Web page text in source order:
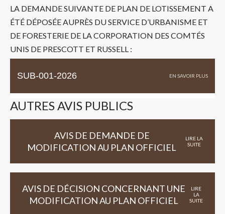
LA DEMANDE SUIVANTE DE PLAN DE LOTISSEMENT A
ÉTÉ DÉPOSÉE AUPRÈS DU SERVICE D’URBANISME ET
DE FORESTERIE DE LA CORPORATION DES COMTÉS
UNIS DE PRESCOTT ET RUSSELL :
SUB-001-2026
AUTRES AVIS PUBLICS
AVIS DE DEMANDE DE
MODIFICATION AU PLAN OFFICIEL
LIRE LA
SUITE
AVIS DE DÉCISION CONCERNANT UNE
MODIFICATION AU PLAN OFFICIEL
LIRE
LA
SUITE